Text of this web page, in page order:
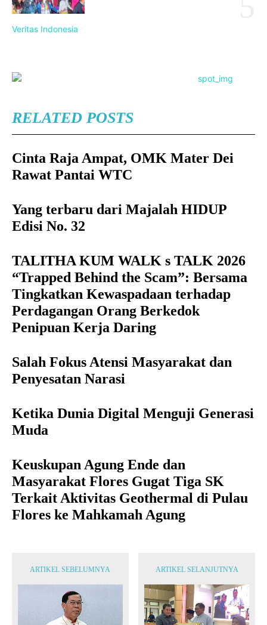
Veritas Indonesia
RELATED POSTS
Cinta Raja Ampat, OMK Mater Dei
Rawat Pantai WTC
Yang terbaru dari Majalah HIDUP
Edisi No. 32
TALITHA KUM WALK s TALK 2026
“Trapped Behind the Scam”: Bersama
Tingkatkan Kewaspadaan terhadap
Perdagangan Orang Berkedok
Penipuan Kerja Daring
Salah Fokus Atensi Masyarakat dan
Penyesatan Narasi
Ketika Dunia Digital Menguji Generasi
Muda
Keuskupan Agung Ende dan
Masyarakat Flores Gugat Tiga SK
Terkait Aktivitas Geothermal di Pulau
Flores ke Mahkamah Agung
ARTIKEL SEBELUMNYA ARTIKEL SELANJUTNYA